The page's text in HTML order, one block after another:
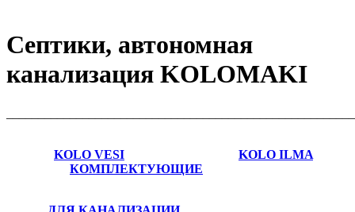
Септики, автономная
канализация KOLOMAKI
KOLO VESI
KOLO ILMA
КОМПЛЕКТУЮЩИЕ